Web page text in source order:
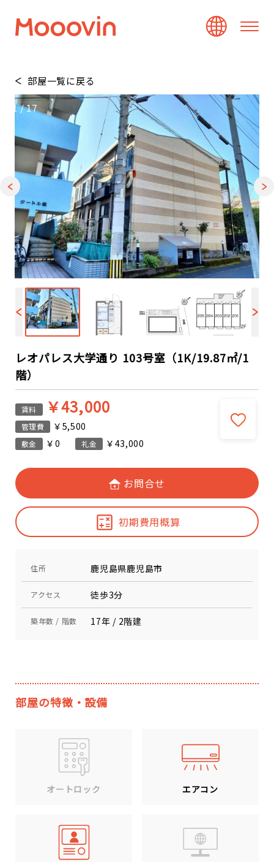
部屋一覧に戻る
1/17
レオパレス大学通り 103号室（1K/19.87㎡/1
階）
賃料 ￥43,000
管理費 ￥5,500
敷金 ￥0 礼金 ￥43,000
お問合せ
初期費用概算
住所 鹿児島県鹿児島市
アクセス 徒歩3分
築年数 / 階数 17年 / 2階建
部屋の特徴・設備
オートロック エアコン